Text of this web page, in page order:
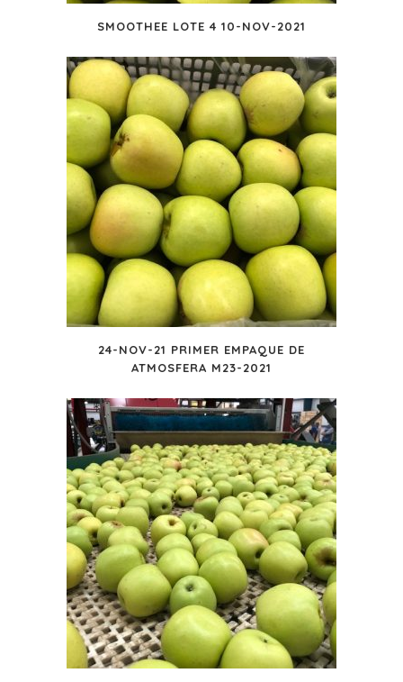
SMOOTHEE LOTE 4 10-NOV-2021
24-NOV-21 PRIMER EMPAQUE DE
ATMOSFERA M23-2021